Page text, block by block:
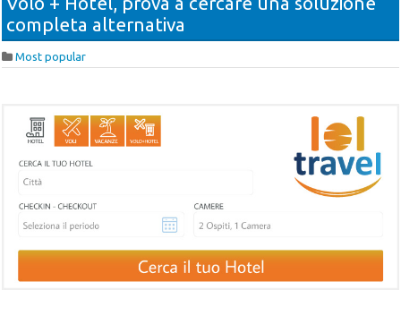
completa alternativa
Most popular